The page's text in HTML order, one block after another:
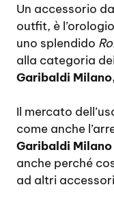
Un accessorio
outfit, è
uno splendido
alla categoria
Garibaldi
Il mercato
come anche
Garibaldi Milano
anche perché
ad altri